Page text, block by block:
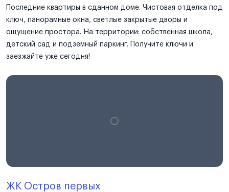
Последние квартиры в сданном доме. Чистовая отделка под
ключ, панорамные окна, светлые закрытые дворы и
ощущение простора. На территории: собственная школа,
детский сад и подземный паркинг. Получите ключи и
заезжайте уже сегодня!
ЖК Остров первых